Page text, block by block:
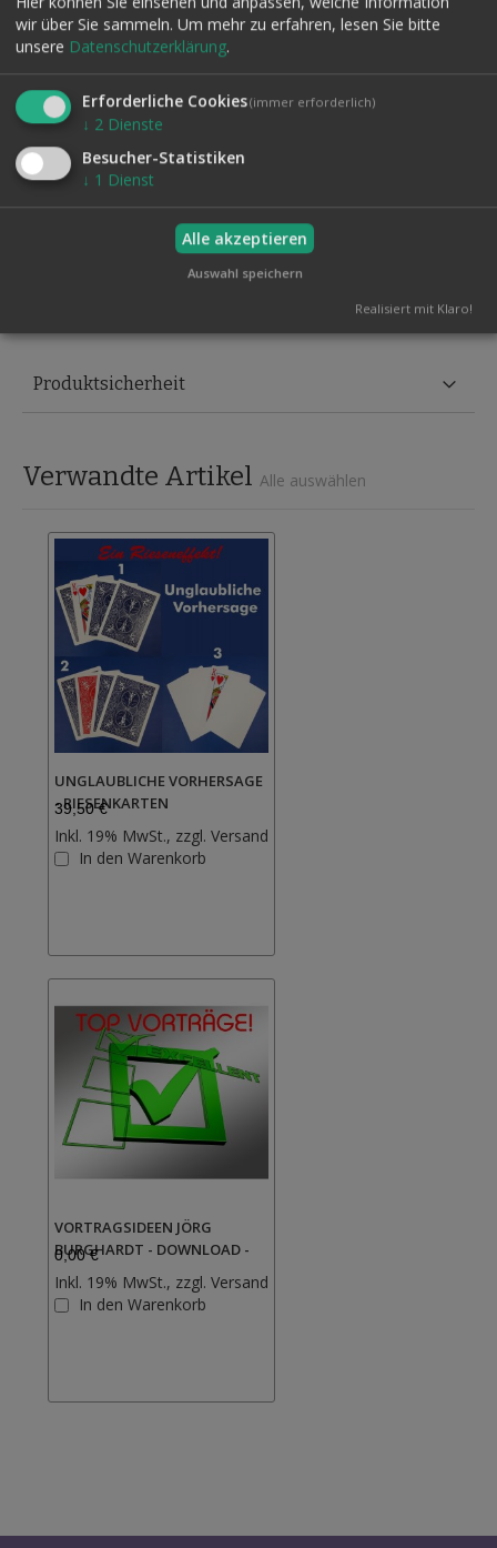
Sie erhalten:
hergestellt und im Siebdruckverfahren bedruckt sind. Sie
sehen super aus und halten ewig!
Maße: 30 x 21 cm
Einen stabilen Umschlag
Gleichzeitig haben Sie die Möglichkeit, ein weiteres Parade-
Kunststück von Jörg Burghardt vorzuführen:
https://www.stolina.de/vortragsideen-jorg-burghardt-
Produktsicherheit
Verwandte Artikel Alle auswählen
UNGLAUBLICHE VORHERSAGE
- RIESENKARTEN
39,50 €
Inkl. 19% MwSt., zzgl. Versand
In den Warenkorb
VORTRAGSIDEEN JÖRG
BURGHARDT - DOWNLOAD -
0,00 €
Inkl. 19% MwSt., zzgl. Versand
In den Warenkorb
wir über Sie sammeln. Um mehr zu erfahren, lesen Sie bitte
unsere Datenschutzerklärung.
Erforderliche Cookies(immer erforderlich)
↓ 2 Dienste
Besucher-Statistiken
↓ 1 Dienst
Alle akzeptieren
Auswahl speichern
Realisiert mit Klaro!